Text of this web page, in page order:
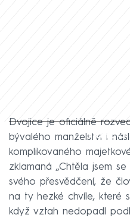
Dvojice je oficiálně
bývalého manželství i
komplikovaného
zklamaná „Chtěla jsem
svého přesvědčení, že
na ty hezké chvíle, které
když vztah nedopadl